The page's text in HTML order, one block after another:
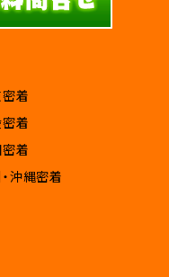
着
着
着
沖縄密着